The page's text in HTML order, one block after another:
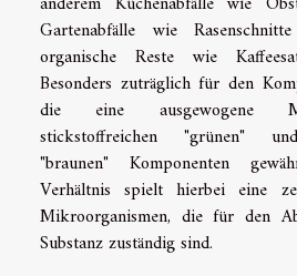
Gartenabfälle wie
organische Reste wie
Besonders zuträglich für den
die eine ausgewogene
stickstoffreichen "grünen"
"braunen" Komponenten
Verhältnis spielt hierbei eine
Mikroorganismen, die für den
Substanz zuständig sind.